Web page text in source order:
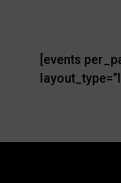
[events